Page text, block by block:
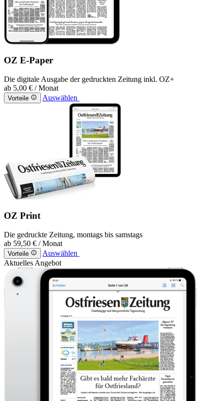
OZ E-Paper
Die digitale Ausgabe der gedruckten Zeitung inkl. OZ+
ab 5,00 € / Monat
Vorteile Auswählen
OZ Print
Die gedruckte Zeitung, montags bis samstags
ab 59,50 € / Monat
Vorteile
Auswählen
Aktuelles Angebot